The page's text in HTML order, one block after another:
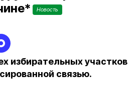
Новость
избирательных участков
связью.